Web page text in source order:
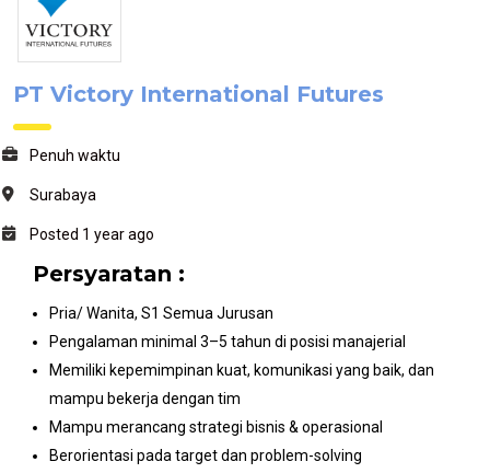
PT Victory International Futures
Penuh waktu
Surabaya
Posted 1 year ago
Persyaratan :
Pria/ Wanita, S1 Semua Jurusan
Pengalaman minimal 3–5 tahun di posisi manajerial
Memiliki kepemimpinan kuat, komunikasi yang baik, dan
mampu bekerja dengan tim
Mampu merancang strategi bisnis & operasional
Berorientasi pada target dan problem-solving